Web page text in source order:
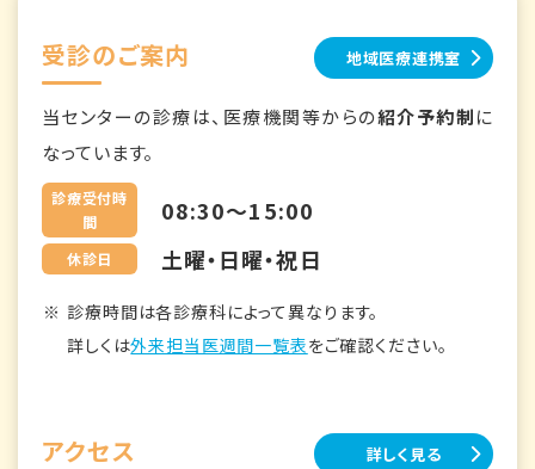
受診のご案内 地域医療連携室
当センターの診療は、医療機関等からの紹介予約制に
なっています。
診療受付時
間
08:30～15:00
休診日 土曜・日曜・祝日
診療時間は各診療科によって異なります。
詳しくは外来担当医週間一覧表をご確認ください。
アクセス 詳しく見る